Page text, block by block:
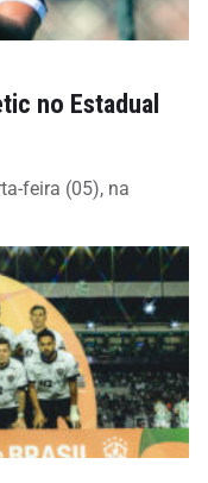
no Estadual
feira (05), na